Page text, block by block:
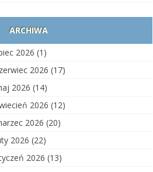
informacyjny o
zdrowia
dziecka
ARCHIWA
2026 (1)
2026 (17)
2026 (14)
2026 (12)
2026 (20)
2026 (22)
2026 (13)